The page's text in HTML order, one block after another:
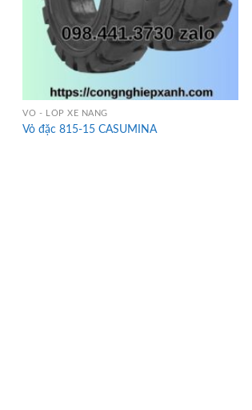
VỎ - LỐP XE NÂNG
Vỏ đặc 815-15 CASUMINA